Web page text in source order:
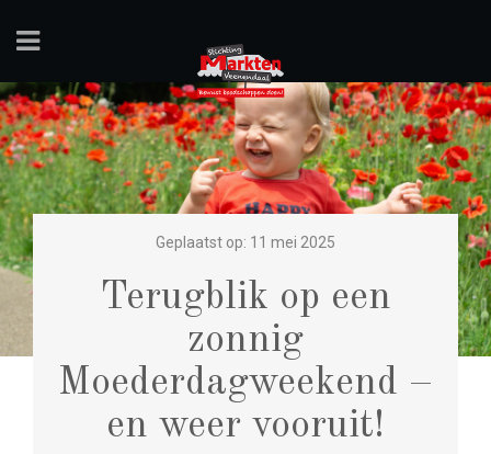
Geplaatst op: 11 mei 2025
Terugblik op een
zonnig
Moederdagweekend –
en weer vooruit!